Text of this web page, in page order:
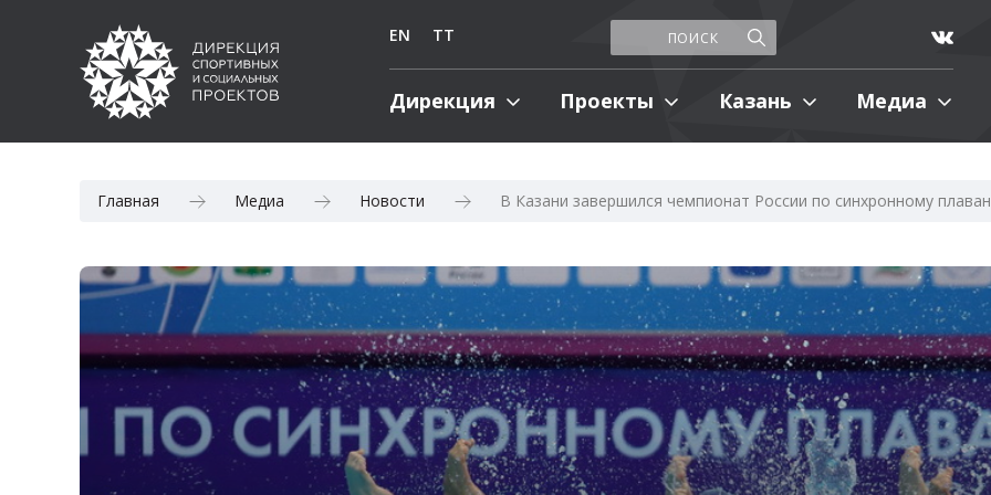
EN TT
Дирекция Проекты Казань Медиа
Главная Медиа Новости В Казани завершился чемпионат России по синхронному